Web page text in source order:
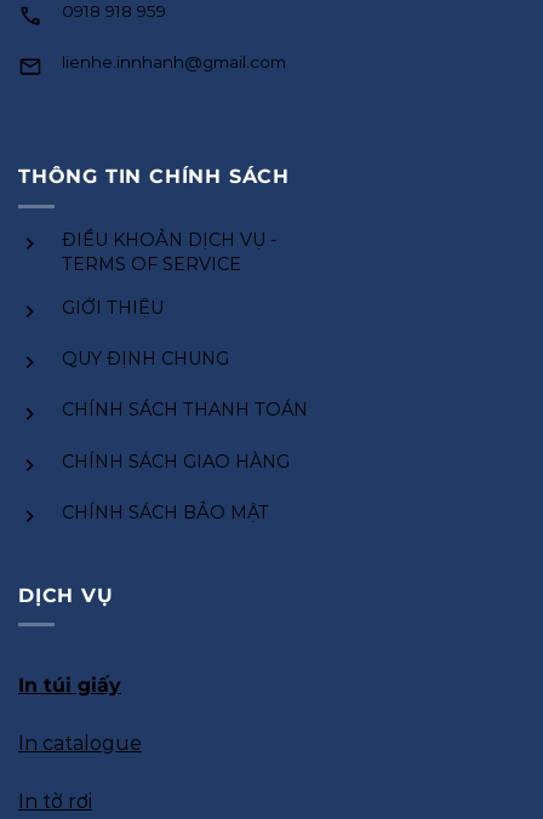
0918 918 959
lienhe.innhanh@gmail.com
THÔNG TIN CHÍNH SÁCH
ĐIỀU KHOẢN DỊCH VỤ -
TERMS OF SERVICE
GIỚI THIỆU
QUY ĐỊNH CHUNG
CHÍNH SÁCH THANH TOÁN
CHÍNH SÁCH GIAO HÀNG
CHÍNH SÁCH BẢO MẬT
DỊCH VỤ
In túi giấy
In catalogue
In tờ rơi